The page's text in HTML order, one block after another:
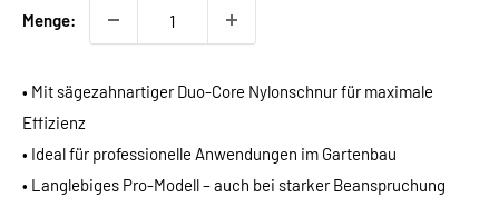
Menge:
• Mit sägezahnartiger Duo-Core Nylonschnur für maximale
Effizienz
• Ideal für professionelle Anwendungen im Gartenbau
• Langlebiges Pro-Modell – auch bei starker Beanspruchung